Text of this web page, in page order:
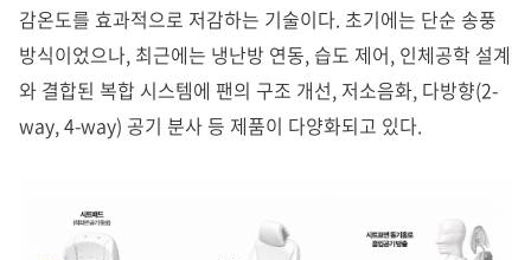
감온도를 효과적으로 저감하는 기술이다. 초기에는 단순 송풍
방식이었으나, 최근에는 냉난방 연동, 습도 제어, 인체공학 설계
와 결합된 복합 시스템에 팬의 구조 개선, 저소음화, 다방향(2-
way, 4-way) 공기 분사 등 제품이 다양화되고 있다.